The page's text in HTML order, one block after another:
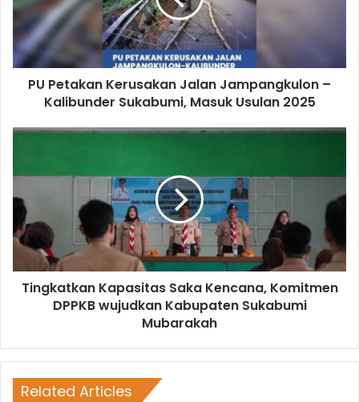
PU Petakan Kerusakan Jalan Jampangkulon –
Kalibunder Sukabumi, Masuk Usulan 2025
Tingkatkan Kapasitas Saka Kencana, Komitmen
DPPKB wujudkan Kabupaten Sukabumi
Mubarakah
Related Articles